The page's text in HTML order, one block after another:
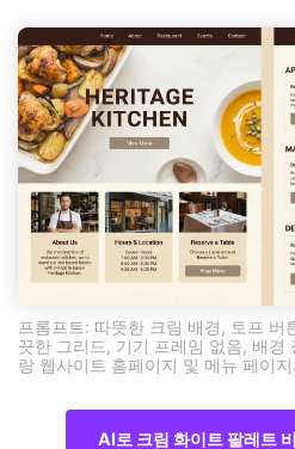
프롬프트: 따뜻한 크림 배경, 토프 버
끗한 그리드, 기기 프레임 없음, 배경
랑 웹사이트 홈페이지 및 메뉴 페이
AI로 크림 화이트 팔레트